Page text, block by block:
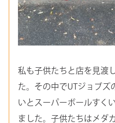
私も子供たちと店を見渡
た。その中でUTジョブズ
いとスーパーボールすく
ました。子供たちはメダ